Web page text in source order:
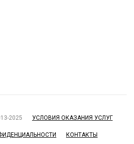
2025 УСЛОВИЯ ОКАЗАНИЯ УСЛУГ
КОНТАКТЫ